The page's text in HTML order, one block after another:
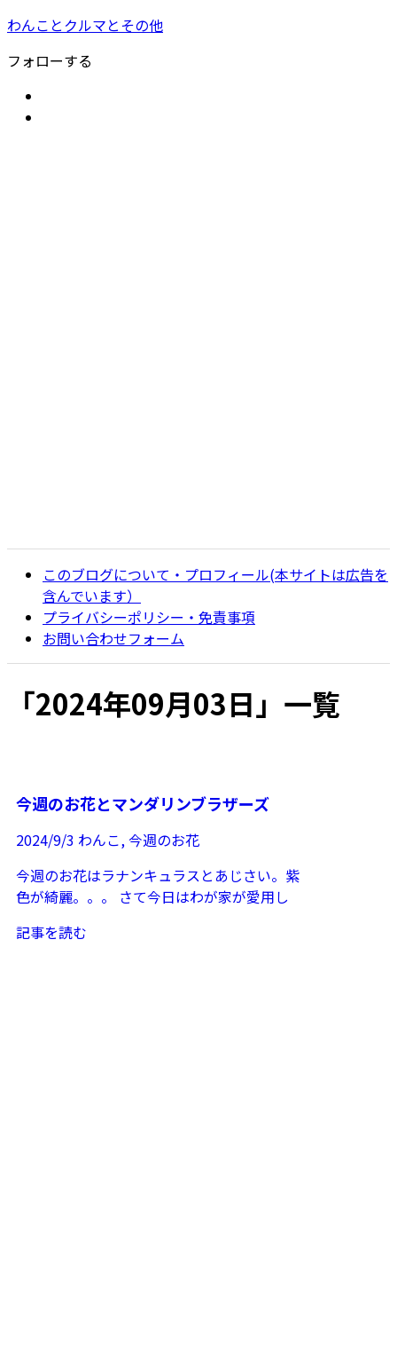
わんことクルマとその他
フォローする
このブログについて・プロフィール(本サイトは広告を
含んでいます）
プライバシーポリシー・免責事項
お問い合わせフォーム
「2024年09月03日」 一覧
今週のお花とマンダリンブラザーズ
2024/9/3 わんこ,今週のお花
今週のお花はラナンキュラスとあじさい。紫
色が綺麗。。。 さて今日はわが家が愛用し
いて...
記事を読む